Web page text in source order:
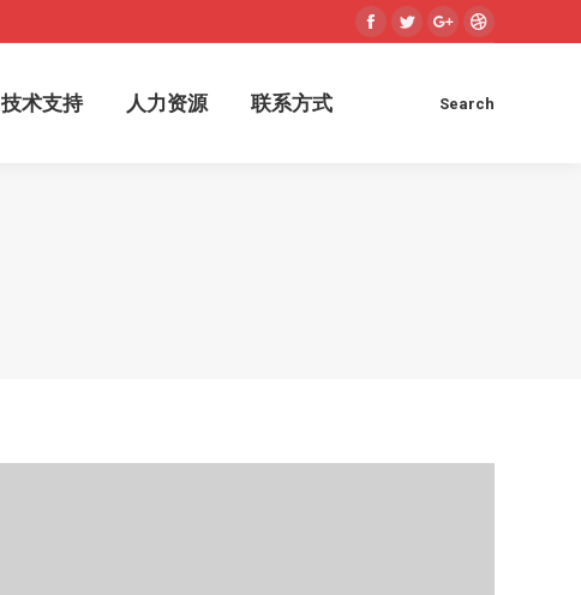
Facebook
TwitterGoogle+Dribbble
技术支持 人力资源 联系方式 Search:
Search
技术支持 人力资源 联系方式 Search:
Search